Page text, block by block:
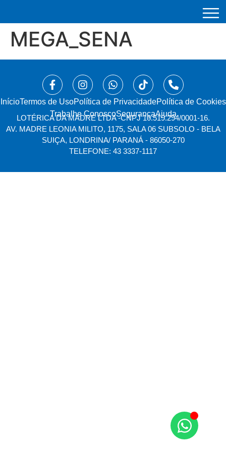
MEGA_SENA
Início⁠Termos de UsoPolítica de PrivacidadePolítica de Cookies
Trabalhe ConoscoSegurançaAjuda
LOTÉRICA DA MADRE LTDA -CNPJ 10.519.294/0001-16.
AV. MADRE LEONIA MILITO, 1175, SALA 06 SUBSOLO - BELA
SUIÇA, LONDRINA/ PARANÁ - 86050-270
TELEFONE: 43 3337-1117